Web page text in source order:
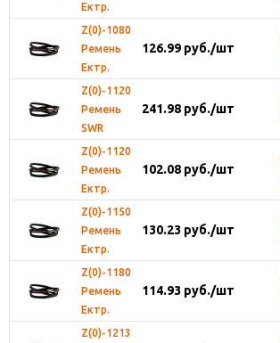
Ектр.
Z(0)-1080
Ремень
Ектр.
126.99 руб./шт
Z(0)-1120
Ремень
SWR
241.98 руб./шт
Z(0)-1120
Ремень
Ектр.
102.08 руб./шт
Z(0)-1150
Ремень
Ектр.
130.23 руб./шт
Z(0)-1180
Ремень
Ектр.
114.93 руб./шт
Z(0)-1213